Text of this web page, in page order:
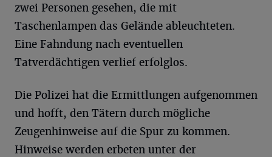
zwei Personen gesehen, die mit
Taschenlampen das Gelände ableuchteten.
Eine Fahndung nach eventuellen
Tatverdächtigen verlief erfolglos.
Die Polizei hat die Ermittlungen aufgenommen
und hofft, den Tätern durch mögliche
Zeugenhinweise auf die Spur zu kommen.
Hinweise werden erbeten unter der